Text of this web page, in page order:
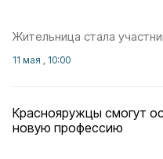
Жительница стала
11 мая , 10:00
Краснояружцы смогут
новую профессию